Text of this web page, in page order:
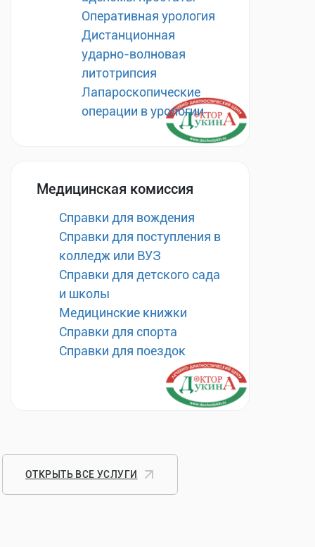
Оперативная урология
Дистанционная
ударно-волновая
литотрипсия
Лапароскопические
операции в урологии
Медицинская комиссия
Справки для вождения
Справки для поступления в
колледж или ВУЗ
Справки для детского сада
и школы
Медицинские книжки
Справки для спорта
Справки для поездок
ОТКРЫТЬ ВСЕ УСЛУГИ